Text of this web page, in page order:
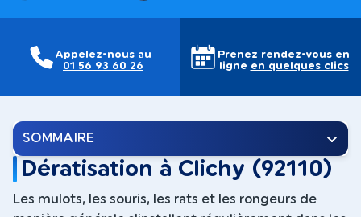
Appelez-nous au
01 56 93 60 26
Prenez rendez-vous en
ligne en quelques clics
SOMMAIRE
Dératisation à Clichy (92110)
Les mulots, les souris, les rats et les rongeurs de